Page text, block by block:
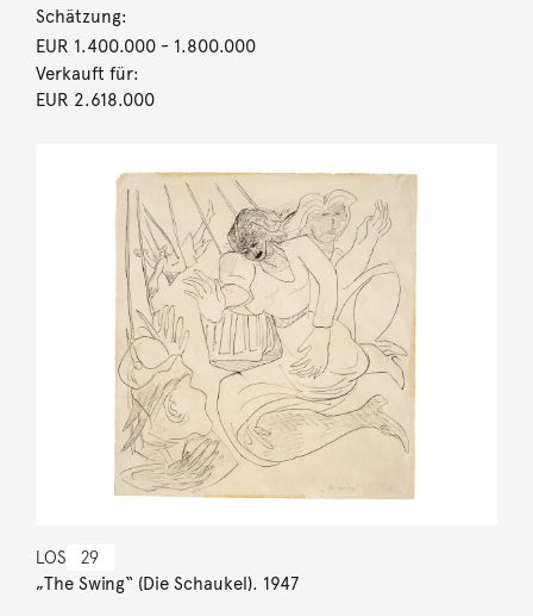
Schätzung:
EUR 1.400.000- 1.800.000
Verkauft für:
EUR 2.618.000
LOS 29
„The Swing“ (Die Schaukel). 1947